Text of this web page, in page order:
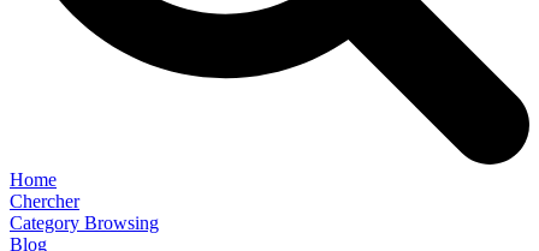
Home
Chercher
Category Browsing
Blog